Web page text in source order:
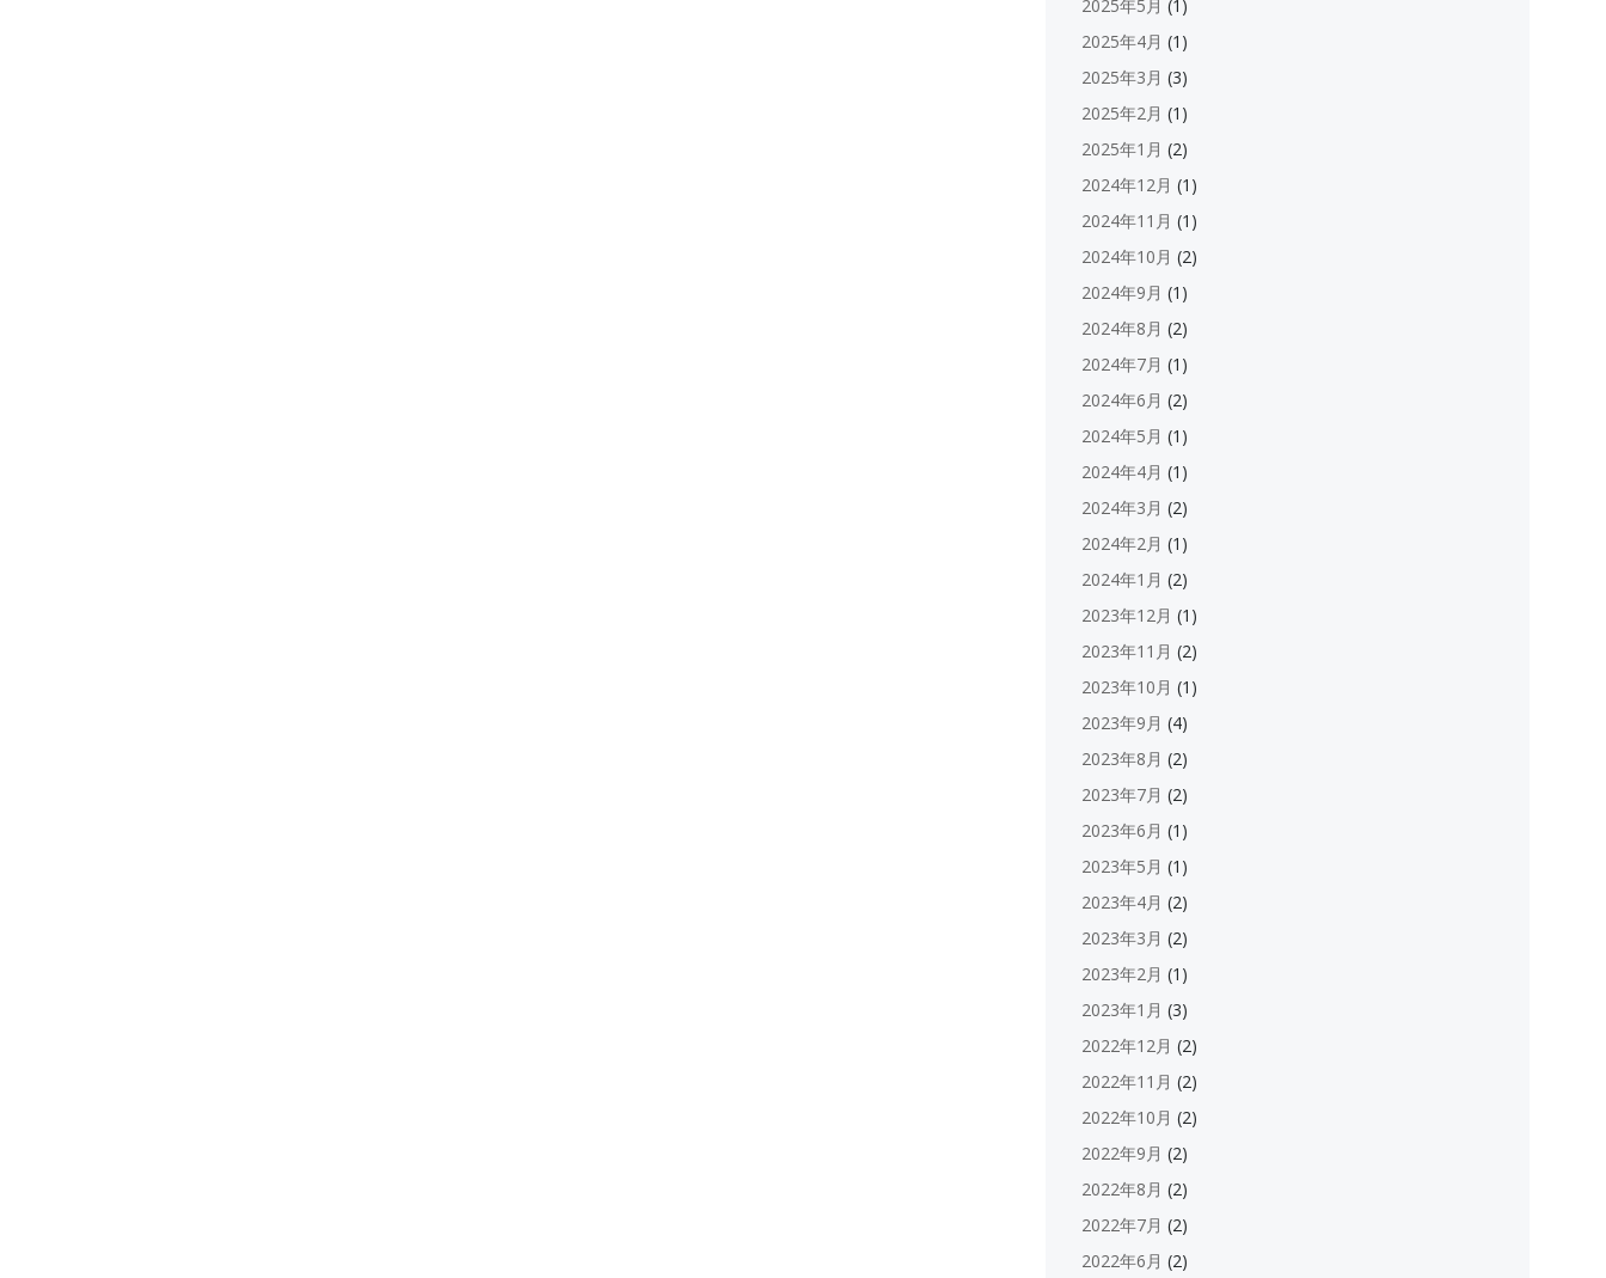
2025年5月 (1)
2025年4月 (1)
2025年3月 (3)
2025年2月 (1)
2025年1月 (2)
2024年12月 (1)
2024年11月 (1)
2024年10月 (2)
2024年9月 (1)
2024年8月 (2)
2024年7月 (1)
2024年6月 (2)
2024年5月 (1)
2024年4月 (1)
2024年3月 (2)
2024年2月 (1)
2024年1月 (2)
2023年12月 (1)
2023年11月 (2)
2023年10月 (1)
2023年9月 (4)
2023年8月 (2)
2023年7月 (2)
2023年6月 (1)
2023年5月 (1)
2023年4月 (2)
2023年3月 (2)
2023年2月 (1)
2023年1月 (3)
2022年12月 (2)
2022年11月 (2)
2022年10月 (2)
2022年9月 (2)
2022年8月 (2)
2022年7月 (2)
2022年6月 (2)